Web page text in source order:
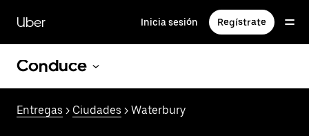
contenido
principal
Uber Inicia sesión Regístrate
Conduce
Entregas > Ciudades > Waterbury